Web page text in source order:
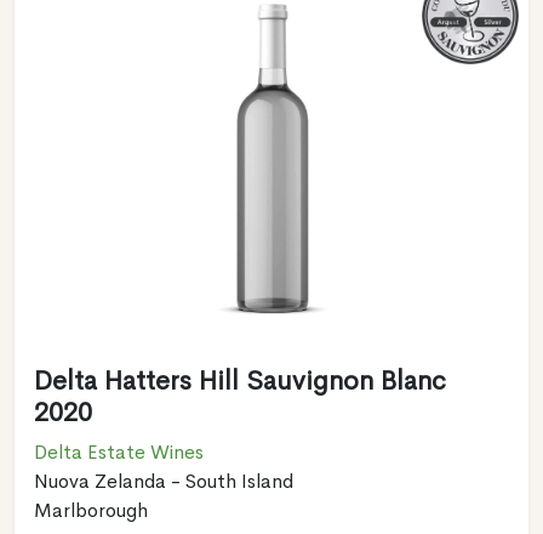
Delta Hatters Hill Sauvignon Blanc
2020
Delta Estate Wines
Nuova Zelanda - South Island
Marlborough